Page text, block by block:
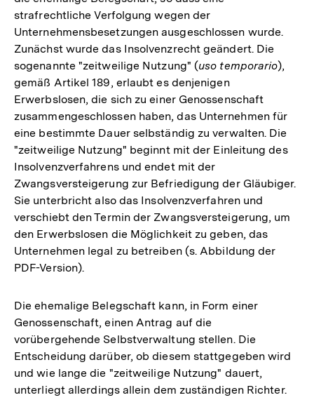
strafrechtliche Verfolgung wegen der
Unternehmensbesetzungen ausgeschlossen wurde.
Zunächst wurde das Insolvenzrecht geändert. Die
sogenannte "zeitweilige Nutzung" (uso temporario),
gemäß Artikel 189, erlaubt es denjenigen
Erwerbslosen, die sich zu einer Genossenschaft
zusammengeschlossen haben, das Unternehmen für
eine bestimmte Dauer selbständig zu verwalten. Die
"zeitweilige Nutzung" beginnt mit der Einleitung des
Insolvenzverfahrens und endet mit der
Zwangsversteigerung zur Befriedigung der Gläubiger.
Sie unterbricht also das Insolvenzverfahren und
verschiebt den Termin der Zwangsversteigerung, um
den Erwerbslosen die Möglichkeit zu geben, das
Unternehmen legal zu betreiben (s. Abbildung der
PDF-Version).
Die ehemalige Belegschaft kann, in Form einer
Genossenschaft, einen Antrag auf die
vorübergehende Selbstverwaltung stellen. Die
Entscheidung darüber, ob diesem stattgegeben wird
und wie lange die "zeitweilige Nutzung" dauert,
unterliegt allerdings allein dem zuständigen Richter.